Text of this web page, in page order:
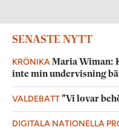
SENASTE NYTT
KRÖNIKA Maria Wiman:
inte min undervisning
VALDEBATT”Vi lovar
DIGITALA NATIONELLA